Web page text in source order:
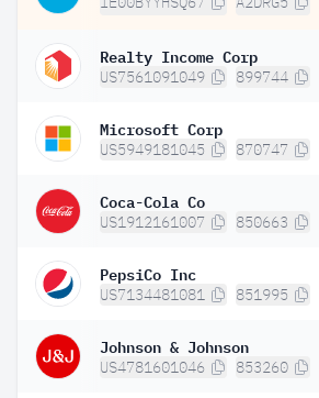
Realty Income Corp
US7561091049 899744
Microsoft Corp
US5949181045 870747
Coca-Cola Co
US1912161007 850663
PepsiCo Inc
US7134481081 851995
Johnson & Johnson
US4781601046 853260